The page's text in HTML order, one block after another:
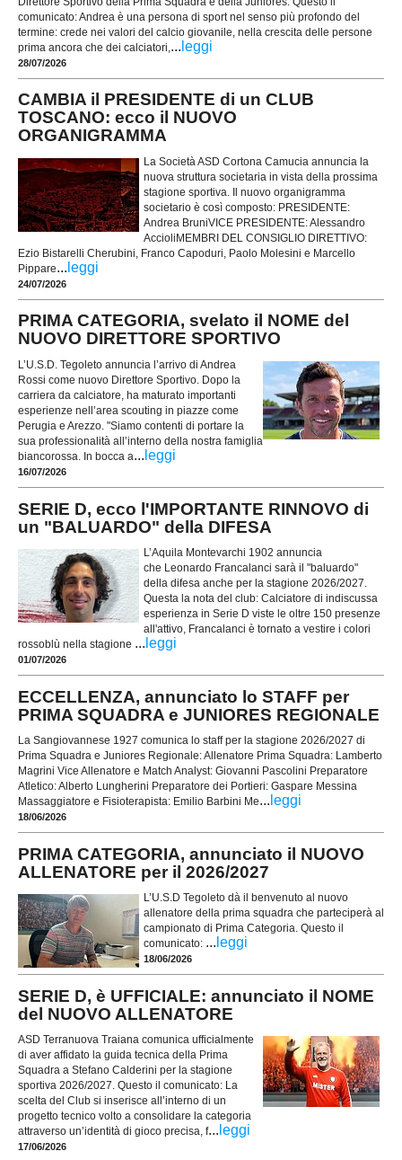
comunicato: Andrea è una persona di sport nel senso più profondo del
termine: crede nei valori del calcio giovanile, nella crescita delle persone
prima ancora che dei calciatori, ... leggi
28/07/2026
CAMBIA il PRESIDENTE di un CLUB
TOSCANO: ecco il NUOVO
ORGANIGRAMMA
La Società ASD Cortona Camucia annuncia la
nuova struttura societaria in vista della prossima
stagione sportiva. Il nuovo organigramma
societario è così composto: PRESIDENTE:
Andrea BruniVICE PRESIDENTE: Alessandro
AccioliMEMBRI DEL CONSIGLIO DIRETTIVO:
Ezio Bistarelli Cherubini, Franco Capoduri, Paolo Molesini e Marcello
Pippare... leggi
24/07/2026
PRIMA CATEGORIA, svelato il NOME del
NUOVO DIRETTORE SPORTIVO
L’U.S.D. Tegoleto annuncia l’arrivo di Andrea
Rossi come nuovo Direttore Sportivo. Dopo la
carriera da calciatore, ha maturato importanti
esperienze nell’area scouting in piazze come
Perugia e Arezzo. "Siamo contenti di portare la
sua professionalità all’interno della nostra famiglia
biancorossa. In bocca a... leggi
16/07/2026
SERIE D, ecco l'IMPORTANTE RINNOVO di
un "BALUARDO" della DIFESA
L’Aquila Montevarchi 1902 annuncia
che Leonardo Francalanci sarà il "baluardo"
della difesa anche per la stagione 2026/2027.
Questa la nota del club: Calciatore di indiscussa
esperienza in Serie D viste le oltre 150 presenze
all'attivo, Francalanci è tornato a vestire i colori
rossoblù nella stagione ... leggi
01/07/2026
ECCELLENZA, annunciato lo STAFF per
PRIMA SQUADRA e JUNIORES REGIONALE
La Sangiovannese 1927 comunica lo staff per la stagione 2026/2027 di
Prima Squadra e Juniores Regionale: Allenatore Prima Squadra: Lamberto
Magrini Vice Allenatore e Match Analyst: Giovanni Pascolini Preparatore
Atletico: Alberto Lungherini Preparatore dei Portieri: Gaspare Messina
Massaggiatore e Fisioterapista: Emilio Barbini Me... leggi
18/06/2026
PRIMA CATEGORIA, annunciato il NUOVO
ALLENATORE per il 2026/2027
L’U.S.D Tegoleto dà il benvenuto al nuovo
allenatore della prima squadra che parteciperà al
campionato di Prima Categoria. Questo il
comunicato: ... leggi
18/06/2026
SERIE D, è UFFICIALE: annunciato il NOME
del NUOVO ALLENATORE
ASD Terranuova Traiana comunica ufficialmente
di aver affidato la guida tecnica della Prima
Squadra a Stefano Calderini per la stagione
sportiva 2026/2027. Questo il comunicato: La
scelta del Club si inserisce all’interno di un
progetto tecnico volto a consolidare la categoria
attraverso un’identità di gioco precisa, f... leggi
17/06/2026